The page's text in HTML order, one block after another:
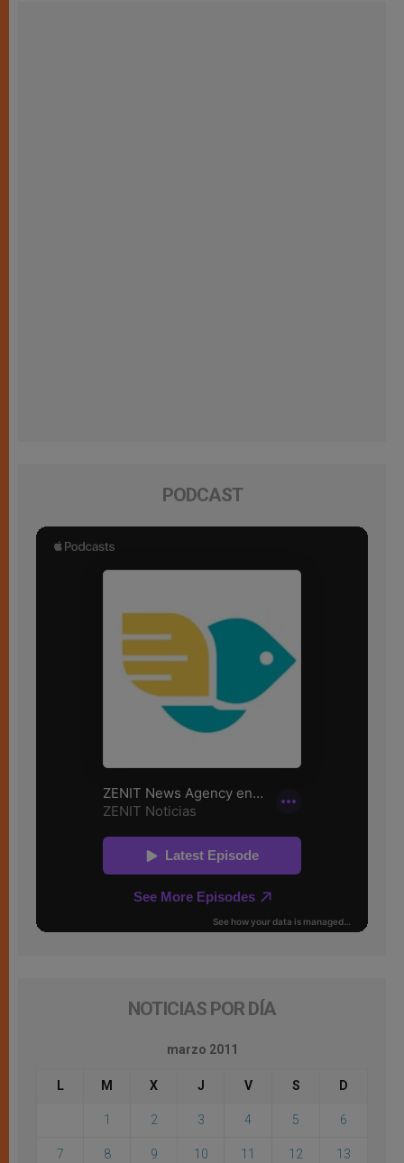
PODCAST
NOTICIAS POR DÍA
marzo 2011
L M X J V S D
1 2 3 4 5 6
7 8 9 10 11 12 13